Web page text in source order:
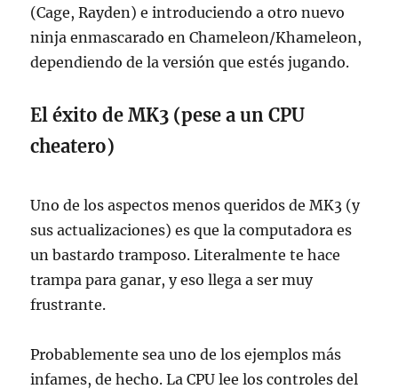
(Cage, Rayden) e introduciendo a otro nuevo
ninja enmascarado en Chameleon/Khameleon,
dependiendo de la versión que estés jugando.
El éxito de MK3 (pese a un CPU
cheatero)
Uno de los aspectos menos queridos de MK3 (y
sus actualizaciones) es que la computadora es
un bastardo tramposo. Literalmente te hace
trampa para ganar, y eso llega a ser muy
frustrante.
Probablemente sea uno de los ejemplos más
infames, de hecho. La CPU lee los controles del